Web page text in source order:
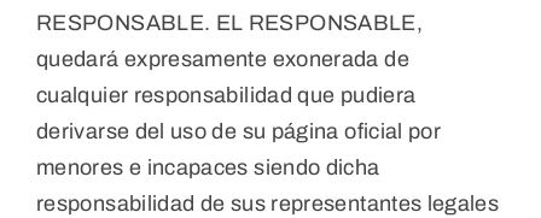
RESPONSABLE. EL RESPONSABLE,
quedará expresamente exonerada de
cualquier responsabilidad que pudiera
derivarse del uso de su página oficial por
menores e incapaces siendo dicha
responsabilidad de sus representantes legales